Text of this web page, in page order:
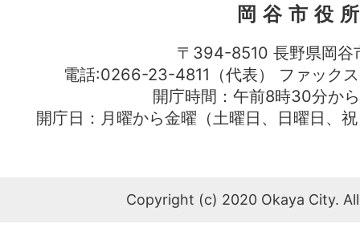
岡谷市役
〒394-8510 長野県岡谷
電話:0266-23-4811（代表） ファッ
開庁時間：午前8時30分か
開庁日：月曜から金曜（土曜日、日曜日、
Copyright (c) 2020 Okaya City.